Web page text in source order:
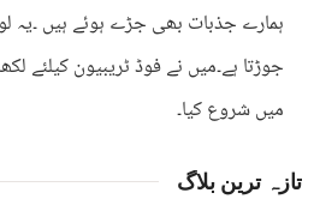
ہمارے جذبات بھی جڑے ہوئے ہیں
جوڑتا ہے۔میں نے فوڈ ٹریبیون کیلئے
میں شروع کیا۔
تازہ ترین بلاگ